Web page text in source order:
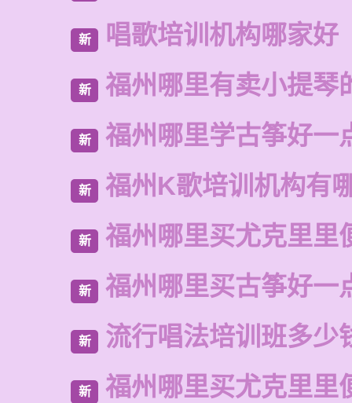
新 唱歌培训机构哪家好
新 福州哪里有卖小提琴
新 福州哪里学古筝好一
新 福州K歌培训机构有
新 福州哪里买尤克里里
新 福州哪里买古筝好一
新 流行唱法培训班多少
新 福州哪里买尤克里里